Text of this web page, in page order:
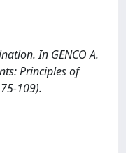
In GENCO A.
Principles of
109).